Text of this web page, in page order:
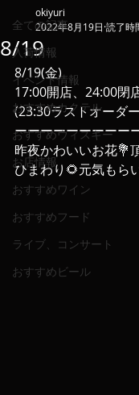
全ての記事
入荷情報
イベント情報
おすすめカクテル
おすすめウィスキー
お店情報
おすすめワイン
おすすめフード
ライブ、コンサート
おすすめビール
8/19
okiyuri
2022年8月19日 読了時
8/19(金)
17:00開店、24:00閉
(23:30ラストオーダ
ーーーーーーーーー
昨夜かわいいお花💐
ひまわり🌻元気もら